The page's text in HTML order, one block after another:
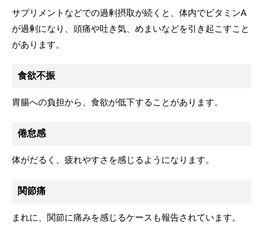
サプリメントなどでの過剰摂取が続くと、体内でビタミンA
が過剰になり、頭痛や吐き気、めまいなどを引き起こすこと
があります。
食欲不振
胃腸への負担から、食欲が低下することがあります。
倦怠感
体がだるく、疲れやすさを感じるようになります。
関節痛
まれに、関節に痛みを感じるケースも報告されています。